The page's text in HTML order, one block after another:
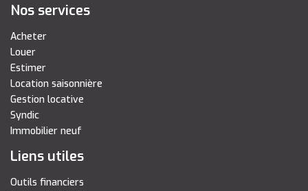
Nos services
Acheter
Louer
Estimer
Location saisonnière
Gestion locative
Syndic
Immobilier neuf
Liens utiles
Outils financiers